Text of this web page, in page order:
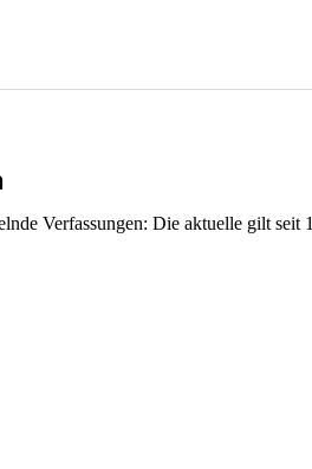
Verfassungen: Die aktuelle gilt seit